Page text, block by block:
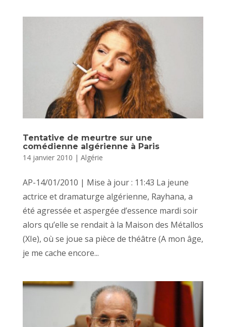
Tentative de meurtre sur une
comédienne algérienne à Paris
14 janvier 2010 | Algérie
AP-14/01/2010 | Mise à jour : 11:43 La jeune
actrice et dramaturge algérienne, Rayhana, a
été agressée et aspergée d’essence mardi soir
alors qu’elle se rendait à la Maison des Métallos
(XIe), où se joue sa pièce de théâtre (A mon âge,
je me cache encore...